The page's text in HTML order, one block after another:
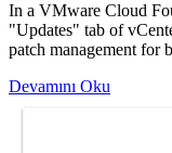
In a VMware Cloud
"Updates" tab of
patch management for
Devamını Oku